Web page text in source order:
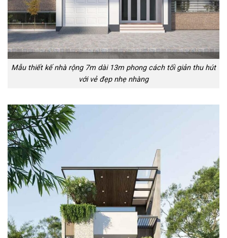
Mẫu thiết kế nhà rộng 7m dài 13m phong cách tối giản thu hút
với vẻ đẹp nhẹ nhàng